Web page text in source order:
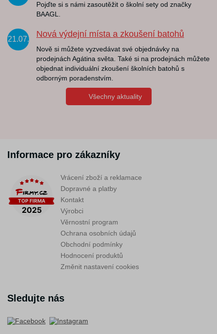
Pojďte si s námi zasoutěžit o školní sety od značky
BAAGL.
21.07.
Nová výdejní místa a zkoušení batohů
Nově si můžete vyzvedávat své objednávky na
prodejnách Agátina světa. Také si na prodejnách můžete
objednat individuální zkoušení školních batohů s
odborným poradenstvím.
Všechny aktuality
Informace pro zákazníky
Vrácení zboží a reklamace
Dopravné a platby
Kontakt
Výrobci
Věrnostní program
Ochrana osobních údajů
Obchodní podmínky
Hodnocení produktů
Změnit nastavení cookies
Sledujte nás